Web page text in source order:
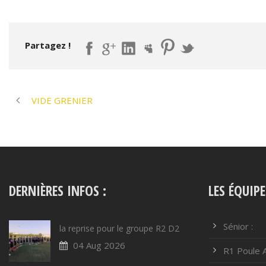
Partagez !
VIDE GRENIER
DERNIÈRES INFOS :
la reprise pour le groupe R2 D2
04 Aug 2026
LES
Sénior :
R1 Poule